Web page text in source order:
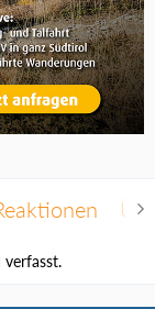
verfasst.